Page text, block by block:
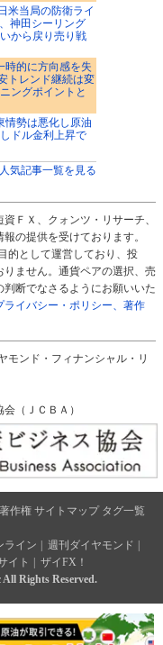
米当局の防衛ライ
神田シーリング
から戻り売り戦
時的に方向感を失
トレンド継続は変
ングポイントと
情勢は悪化し原油
ドル金利上昇で
気記事一覧を見る
ＦＸ、クォンツ・リサーチ、
の提供を受けております。
的として運営しており、投
ません。通貨ペアの選択、売
断でなさるようにお願いいた
ライバシー・ポリシー、著作
モンド・フィナンシャル・リ
（ＪＣＢＡ）
作権 サイトマップ タグ一覧
ライン 週刊ダイヤモンド
イト
ザイFX！
Rights Reserved.